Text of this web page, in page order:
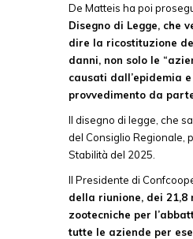
De Matteis ha poi
Disegno di Legge, che
dire la ricostituzione
danni, non solo le
causati dall’epidemia
provvedimento da
Il disegno di legge, che
del Consiglio Regionale,
Stabilità del 2025.
Il Presidente di
della riunione, dei 21,8
zootecniche per
tutte le aziende per